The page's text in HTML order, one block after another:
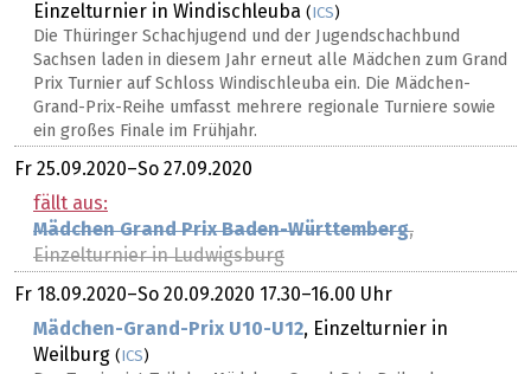
Einzelturnier in Windischleuba ( ICS)
Die Thüringer Schachjugend und der Jugendschachbund
Sachsen laden in diesem Jahr erneut alle Mädchen zum Grand
Prix Turnier auf Schloss Windischleuba ein. Die Mädchen-
Grand-Prix-Reihe umfasst mehrere regionale Turniere sowie
ein großes Finale im Frühjahr.
Fr 25.09.2020–So 27.09.2020
fällt aus:
Mädchen Grand Prix Baden-Württemberg,
Einzelturnier in Ludwigsburg
Fr 18.09.2020–So 20.09.2020 17.30–16.00 Uhr
Mädchen-Grand-Prix U10-U12, Einzelturnier in
Weilburg ( ICS)